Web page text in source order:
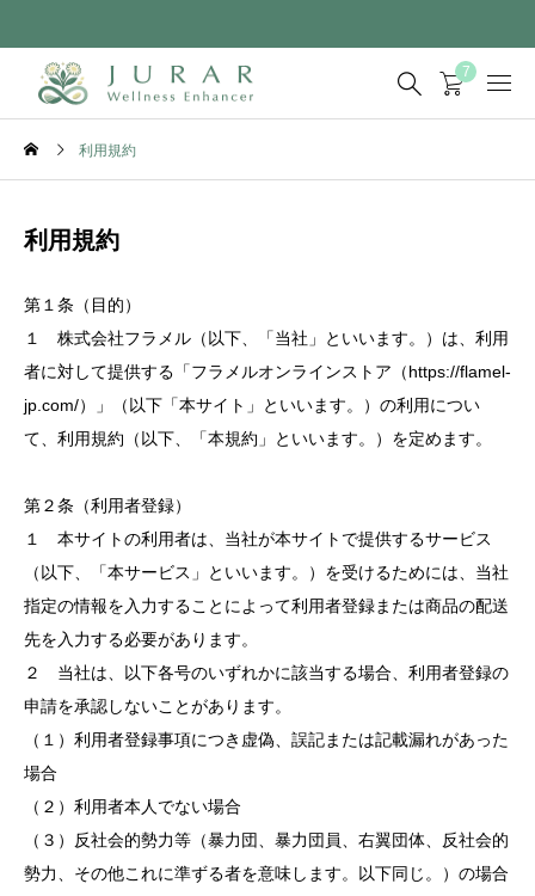
7
利用規約
利用規約
第１条（目的）
１ 株式会社フラメル（以下、「当社」といいます。）は、利用
者に対して提供する「フラメルオンラインストア（https://flamel-
jp.com/）」（以下「本サイト」といいます。）の利用につい
て、利用規約（以下、「本規約」といいます。）を定めます。
第２条（利用者登録）
１ 本サイトの利用者は、当社が本サイトで提供するサービス
（以下、「本サービス」といいます。）を受けるためには、当社
指定の情報を入力することによって利用者登録または商品の配送
先を入力する必要があります。
２ 当社は、以下各号のいずれかに該当する場合、利用者登録の
申請を承認しないことがあります。
（１）利用者登録事項につき虚偽、誤記または記載漏れがあった
場合
（２）利用者本人でない場合
（３）反社会的勢力等（暴力団、暴力団員、右翼団体、反社会的
勢力、その他これに準ずる者を意味します。以下同じ。）の場合